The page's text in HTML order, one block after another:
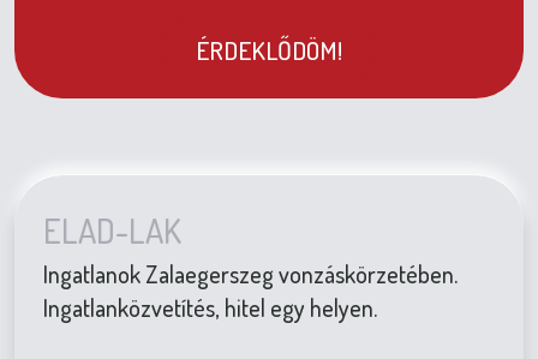
ÉRDEKLŐDÖM!
ELAD-LAK
Ingatlanok Zalaegerszeg vonzáskörzetében.
Ingatlanközvetítés, hitel egy helyen.